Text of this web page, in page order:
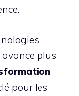
avance plus
pour les